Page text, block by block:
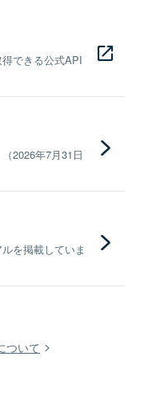
できる公式API
2026年7月31日
を掲載していま
ついて